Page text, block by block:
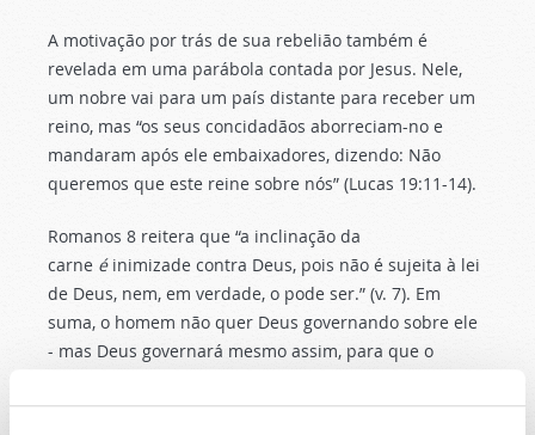
A motivação por trás de sua rebelião também é
revelada em uma parábola contada por Jesus. Nele,
um nobre vai para um país distante para receber um
reino, mas “os seus concidadãos aborreciam-no e
mandaram após ele embaixadores, dizendo: Não
queremos que este reine sobre nós” (Lucas 19:11-14).
Romanos 8 reitera que “a inclinação da
carne éinimizade contra Deus, pois não é sujeita à lei
de Deus, nem, em verdade, o pode ser.” (v. 7). Em
suma, o homem não quer Deus governando sobre ele
- mas Deus governará mesmo assim, para que o